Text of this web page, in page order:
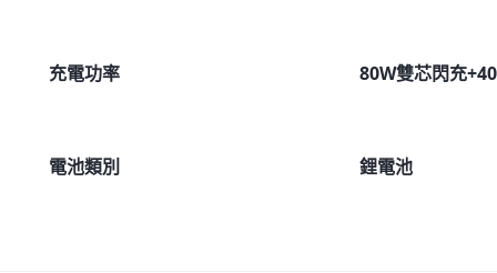
充電功率 80W雙芯閃充
電池類別 鋰電池